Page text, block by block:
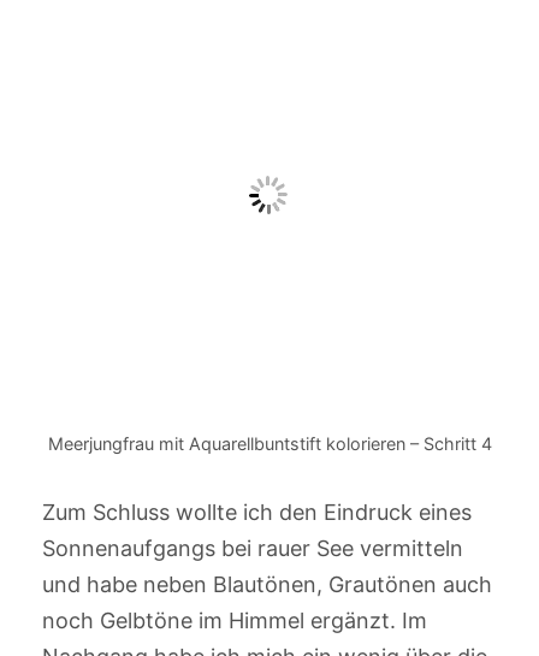
Meerjungfrau mit Aquarellbuntstift kolorieren – Schritt 4
Zum Schluss wollte ich den Eindruck eines
Sonnenaufgangs bei rauer See vermitteln
und habe neben Blautönen, Grautönen auch
noch Gelbtöne im Himmel ergänzt. Im